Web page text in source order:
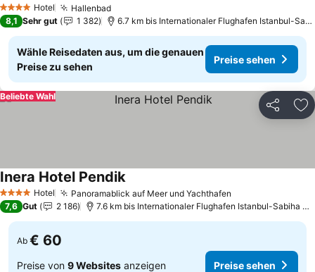
4 Sterne Hotel HallenbadPreise sehen
8,1 Sehr gut 1 382 6.7 km bis Internationaler Flughafen Istanbul-
Wähle Reisedaten aus, um die genauen
Preise zu sehen
Preise sehen
Teilen
Beliebte Wahl
4 Sterne Hotel Panoramablick auf Meer und Yachthafen
Inera Hotel PendikPreise sehen
7,6 Gut 2 186 7.6 km bis Internationaler Flughafen Istanbul-Sabiha
Ab € 60
Preise von 9 Websites anzeigen Preise sehen